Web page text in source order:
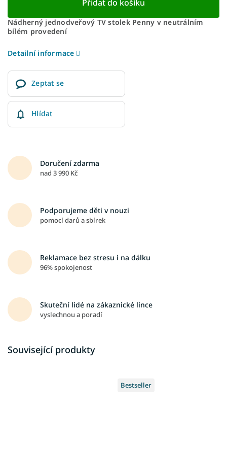
Přidat do košíku
Nádherný jednodveřový TV stolek Penny v neutrálním
bílém provedení
Detailní informace
Zeptat se
Hlídat
Doručení zdarma
nad 3 990 Kč
Podporujeme děti v nouzi
pomocí darů a sbírek
Reklamace bez stresu i na dálku
96% spokojenost
Skuteční lidé na zákaznické lince
vyslechnou a poradí
Související produkty
Bestseller